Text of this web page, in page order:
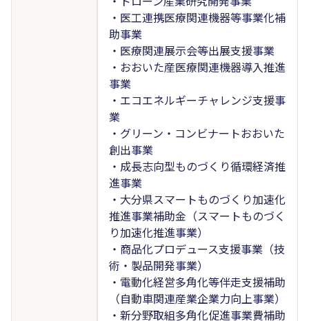
・医工連携医療関連機器等事業化補
助事業
・医療関連展示会等出展支援事業
・おおいた産医療関連機器導入推進
事業
・エコエネルギーチャレンジ支援事
業
・グリーン・コンビナートおおいた
創出事業
・成長志向型ものづくり循環経済推
進事業
・大分県スマートものづくり加速化
推進事業補助金（スマートものづく
り加速化推進事業）
・商品化プロデュース支援事業（技
術・製品開発事業）
・電動化経営多角化等伴走支援補助
（自動車関連産業企業力向上事業）
・新分野取組多角化促進事業費補助